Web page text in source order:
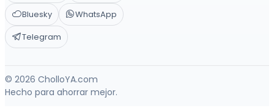
Bluesky
WhatsApp
Telegram
© 2026 CholloYA.com
Hecho para ahorrar mejor.